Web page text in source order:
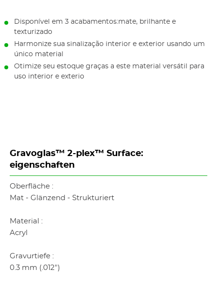
Disponível em 3 acabamentos:mate, brilhante e
texturizado
Harmonize sua sinalização interior e exterior usando um
único material
Otimize seu estoque graças a este material versátil para
uso interior e exterio
Gravoglas™ 2-plex™ Surface:
eigenschaften
Oberfläche :
Mat - Glänzend - Strukturiert
Material :
Acryl
Gravurtiefe :
0.3 mm (.012")